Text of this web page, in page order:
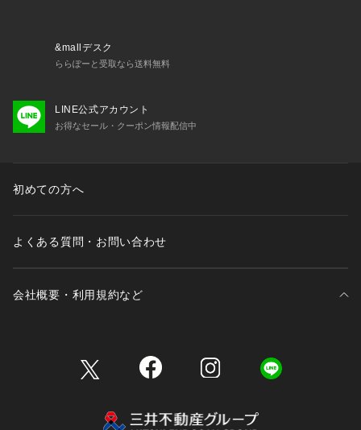
&mallデスク
ららぽーと受取なら送料無料
LINE公式アカウント
お得なセール・クーポン情報配信中
初めての方へ
よくある質問・お問い合わせ
会社概要・利用規約など